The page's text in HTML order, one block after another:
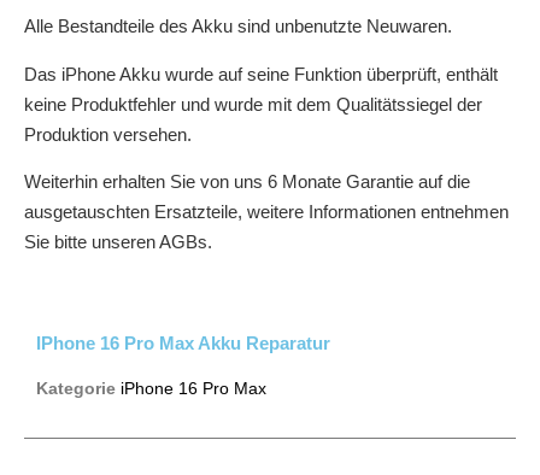
Alle Bestandteile des Akku sind unbenutzte Neuwaren.
Das iPhone Akku wurde auf seine Funktion überprüft, enthält
keine Produktfehler und wurde mit dem Qualitätssiegel der
Produktion versehen.
Weiterhin erhalten Sie von uns 6 Monate Garantie auf die
ausgetauschten Ersatzteile, weitere Informationen entnehmen
Sie bitte unseren AGBs.
IPhone 16 Pro Max Akku Reparatur
Kategorie iPhone 16 Pro Max